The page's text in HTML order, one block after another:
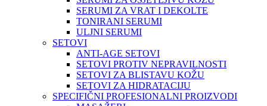
SERUMI ZA VRAT I DEKOLTE
TONIRANI SERUMI
ULJNI SERUMI
SETOVI
ANTI-AGE SETOVI
SETOVI PROTIV NEPRAVILNOSTI
SETOVI ZA BLISTAVU KOŽU
SETOVI ZA HIDRATACIJU
SPECIFIČNI PROFESIONALNI PROIZVODI